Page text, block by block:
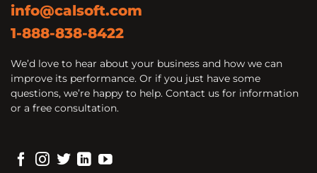
info@calsoft.com
1-888-838-8422
We’d love to hear about your business and how we can
improve its performance. Or if you just have some
questions, we’re happy to help. Contact us for information
or a free consultation.